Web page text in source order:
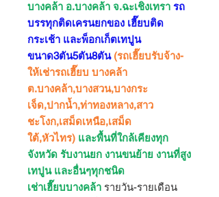
บางคล้า อ.บางคล้า จ.ฉะเชิงเทรา รถ
บรรทุกติดเครนยกของ เฮี๊ยบติด
กระเช้า และพ็อกเก็ตเทปูน
ขนาด3ตัน5ตัน8ตัน (รถเฮี๊ยบรับจ้าง-
ให้เช่ารถเฮี๊ยบ บางคล้า
ต.บางคล้า,บางสวน,บางกระ
เจ็ด,ปากน้ำ,ท่าทองหลาง,สาว
ชะโงก,เสม็ดเหนือ,เสม็ด
ใต้,หัวไทร) และพื้นที่ใกล้เคียงทุก
จังหวัด รับงานยก งานขนย้าย งานที่สูง
เทปูน และอื่นๆทุกชนิด
เช่าเฮี๊ยบบางคล้า รายวัน-รายเดือน